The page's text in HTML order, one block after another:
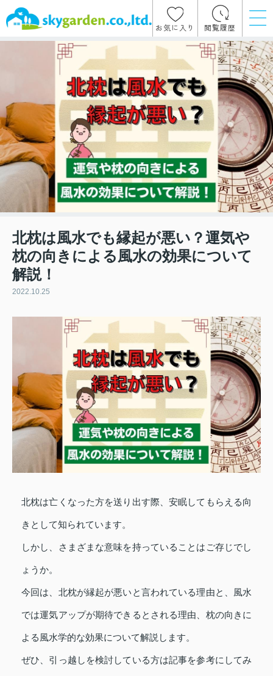
お気に入り 閲覧履歴
北枕は風水でも縁起が悪い？運気や
枕の向きによる風水の効果について
解説！
2022.10.25
北枕は亡くなった方を送り出す際、安眠してもらえる向
きとして知られています。
しかし、さまざまな意味を持っていることはご存じでし
ょうか。
今回は、北枕が縁起が悪いと言われている理由と、風水
では運気アップが期待できるとされる理由、枕の向きに
よる風水学的な効果について解説します。
ぜひ、引っ越しを検討している方は記事を参考にしてみ